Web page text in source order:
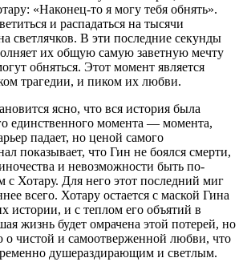
«Наконец-то я могу тебя обнять».
и распадаться на тысячи
светлячков. В эти последние секунды
их общую самую заветную мечту
обняться. Этот момент является
трагедии, и пиком их любви.
ясно, что вся история была
единственного момента — момента,
падает, но ценой самого
показывает, что Гин не боялся смерти,
и невозможности быть по-
с Хотару. Для него этот последний миг
всего. Хотару остается с маской Гина
истории, и с теплом его объятий в
жизнь будет омрачена этой потерей, но
о чистой и самоотверженной любви, что
душераздирающим и светлым.